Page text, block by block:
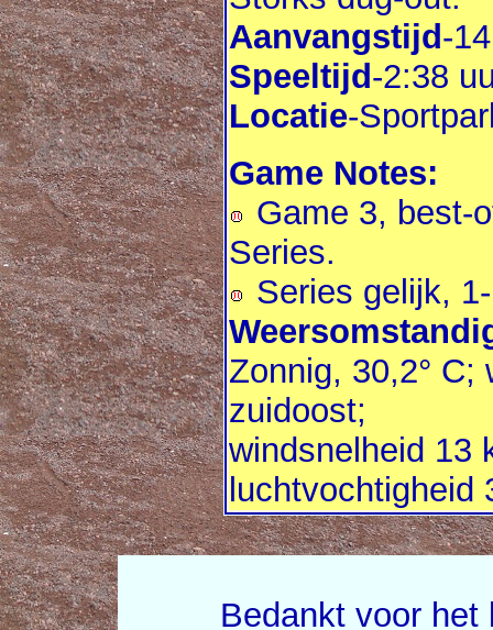
Aanvangstijd-
Speeltijd-2:38
Locatie-
Game Notes:
Game 3, best-
Series.
Series gelijk,
Zonnig, 30,2° C;
zuidoost;
windsnelheid 13
luchtvochtigheid
Bedankt voor